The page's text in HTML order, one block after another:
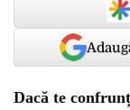
Dacă te